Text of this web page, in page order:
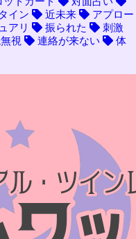
イン 近未来
アプロー
アリ 振られた
刺激
視 連絡が来ない
体